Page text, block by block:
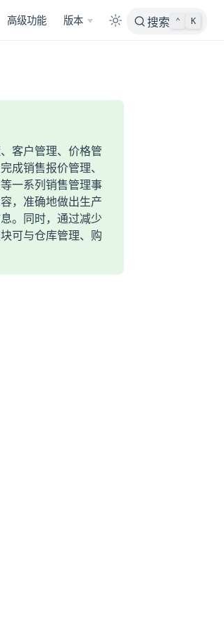
高级功能 版本 搜索 ⌃ K
客户管理、价格管
成销售报价管理、
一系列销售管理事
，准确地做出生产
。同时，通过减少
可与仓库管理、购